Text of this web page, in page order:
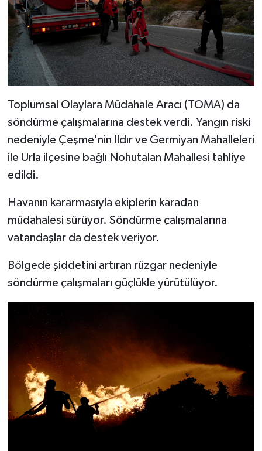
Toplumsal Olaylara Müdahale Aracı (TOMA) da
söndürme çalışmalarına destek verdi. Yangın riski
nedeniyle Çeşme'nin Ildır ve Germiyan Mahalleleri
ile Urla ilçesine bağlı Nohutalan Mahallesi tahliye
edildi.
Havanın kararmasıyla ekiplerin karadan
müdahalesi sürüyor. Söndürme çalışmalarına
vatandaşlar da destek veriyor.
Bölgede şiddetini artıran rüzgar nedeniyle
söndürme çalışmaları güçlükle yürütülüyor.